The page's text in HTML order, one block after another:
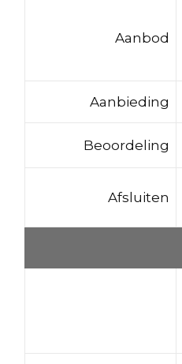
Aanbod
Aanbieding
Beoordeling
Afsluiten